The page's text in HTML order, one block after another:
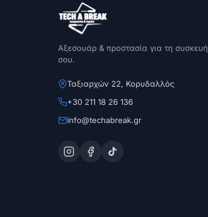
Αξεσουάρ & προστασία για τη συσκευή
σου.
Ταξιαρχών 22, Κορυδαλλός
+30 211 18 26 136
info@techabreak.gr